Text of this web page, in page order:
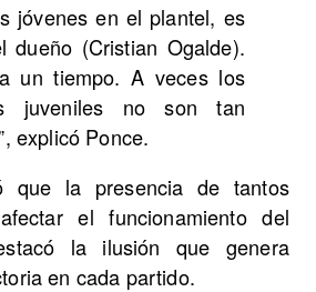
jóvenes en el plantel, es
dueño (Cristian Ogalde).
un tiempo. A veces los
juveniles no son tan
explicó Ponce.
que la presencia de tantos
el funcionamiento del
la ilusión que genera
en cada partido.